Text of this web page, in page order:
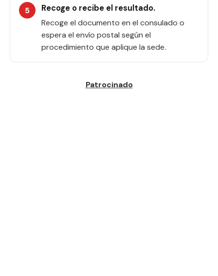
Recoge o recibe el resultado.
Recoge el documento en el consulado o
espera el envío postal según el
procedimiento que aplique la sede.